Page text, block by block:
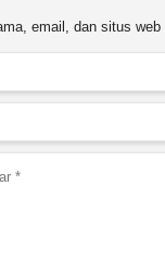
email, dan situs